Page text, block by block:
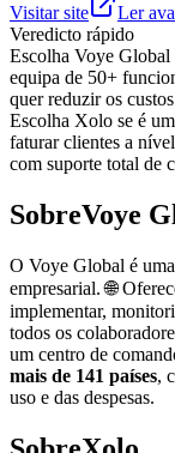
Visitar site
Ler
Veredicto rápido
Escolha Voye Global
equipa de 50+
quer reduzir os
Escolha Xolo se é
faturar clientes a
com suporte total de
SobreVoye
O Voye Global é
empresarial. 🌐
implementar,
todos os
um centro de
mais de 141 países,
uso e das despesas.